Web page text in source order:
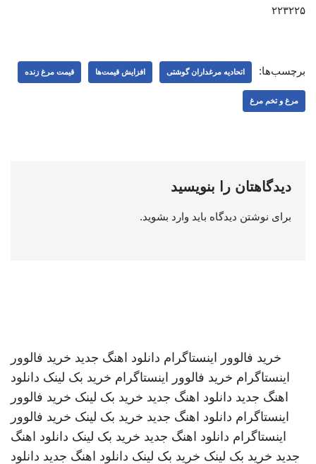
۲۲۳۲۲۵
برچسب‌ها: اتحادیه مرغداران گوشتی افزایش قیمت‌ها قیمت مرغ زنده
مرغ و تخم مرغ
دیدگاهتان را بنویسید
برای نوشتن دیدگاه باید وارد بشوید.
خرید فالوور اینستاگرام دانلود اهنگ جدید خرید فالوور
اینستاگرام خرید فالوور اینستاگرام خرید بک لینک دانلود
اهنگ جدید دانلود اهنگ جدید خرید بک لینک خرید فالوور
اینستاگرام دانلود اهنگ جدید خرید بک لینک خرید فالوور
اینستاگرام دانلود اهنگ جدید خرید بک لینک دانلود اهنگ
جدید خرید بک لینک خرید بک لینک دانلود اهنگ جدید دانلود